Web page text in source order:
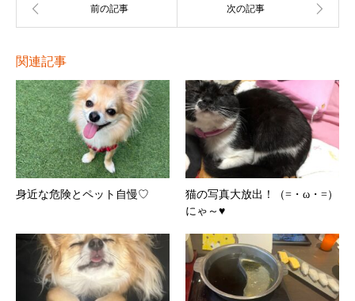
関連記事
身近な危険とペット自慢♡
猫の写真大放出！（=・ω・=）
にゃ～♥